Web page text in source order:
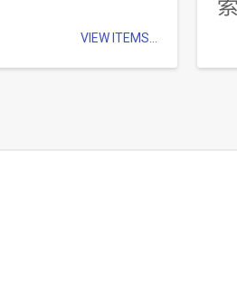
VIEW ITEMS...